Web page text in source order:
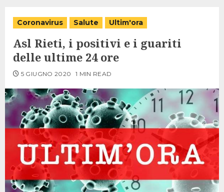
Coronavirus Salute Ultim'ora
Asl Rieti, i positivi e i guariti
delle ultime 24 ore
5 GIUGNO 2020 1 MIN READ